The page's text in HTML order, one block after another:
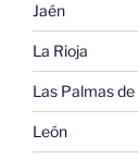
Jaén
La Rioja
Las Palmas
León